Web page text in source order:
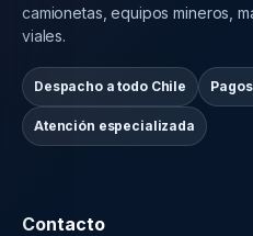
camionetas, equipos mineros,
viales.
Despacho a todo Chile
Atención especializada
Contacto